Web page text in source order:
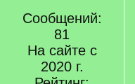
Сообщений:
81
На сайте с
2020 г.